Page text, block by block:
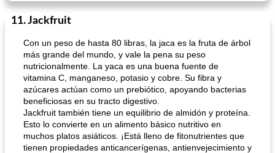
11. Jackfruit
Con un peso de hasta 80 libras, la jaca es la fruta de árbol
más grande del mundo, y vale la pena su peso
nutricionalmente. La yaca es una buena fuente de
vitamina C, manganeso, potasio y cobre. Su fibra y
azúcares actúan como un prebiótico, apoyando bacterias
beneficiosas en su tracto digestivo.
Jackfruit también tiene un equilibrio de almidón y proteína.
Esto lo convierte en un alimento básico nutritivo en
muchos platos asiáticos. ¡Está lleno de fitonutrientes que
tienen propiedades anticancerígenas, antienvejecimiento y